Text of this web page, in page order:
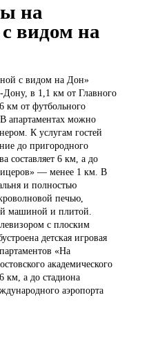
на
видом на
с видом на Дон»
в 1,1 км от Главного
км от футбольного
апартаментах можно
К услугам гостей
до пригородного
составляет 6 км, а до
— менее 1 км. В
и полностью
печью,
машиной и плитой.
с плоским
детская игровая
«На
академического
км, а до стадиона
аэропорта